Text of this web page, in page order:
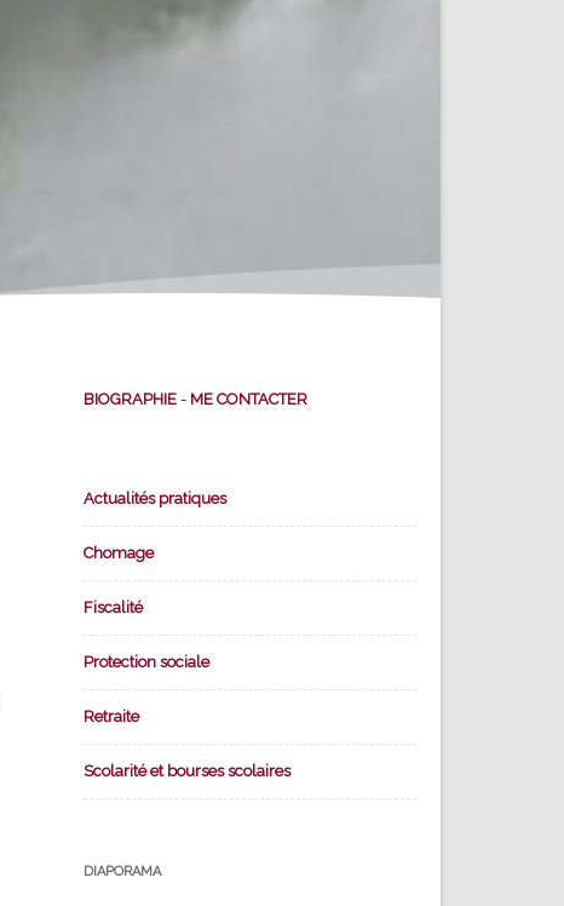
BIOGRAPHIE - ME CONTACTER
Actualités pratiques
Chomage
Fiscalité
Protection sociale
Retraite
Scolarité et bourses scolaires
DIAPORAMA